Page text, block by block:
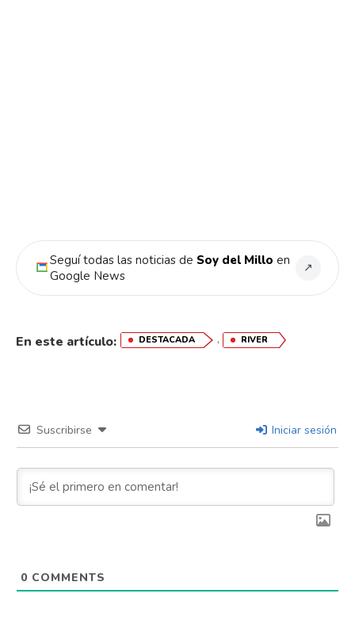
Seguí todas las noticias de Soy del Millo en
Google News
↗
En este artículo: DESTACADA , RIVER
Suscribirse Iniciar sesión
0 COMMENTS